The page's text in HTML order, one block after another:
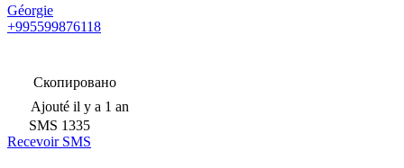
Géorgie
+995599876118
Скопировано
Ajouté il y a 1 an
SMS 1335
Recevoir SMS